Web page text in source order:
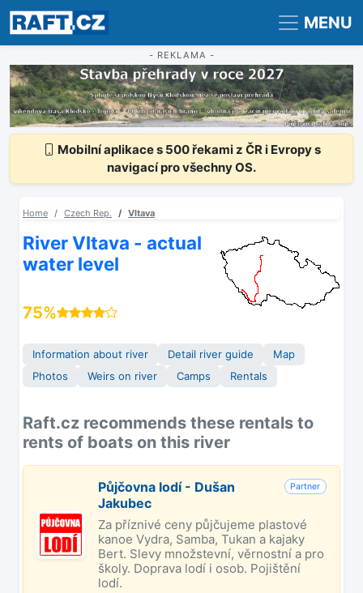
Registrace Přihlášení MENU
- REKLAMA -
Mobilní aplikace s 500 řekami z ČR i Evropy s
navigací pro všechny OS.
Home Czech Rep. Vltava
River Vltava - actual
water level
75%
Information about river Detail river guide
Map
Photos
Weirs on river Camps Rentals
Raft.cz recommends these rentals to
rents of boats on this river
Půjčovna lodí - Dušan
Jakubec
Partner
Za příznivé ceny půjčujeme plastové
kanoe Vydra, Samba, Tukan a kajaky
Bert. Slevy množstevní, věrnostní a pro
školy. Doprava lodí i osob. Pojištění
lodí.